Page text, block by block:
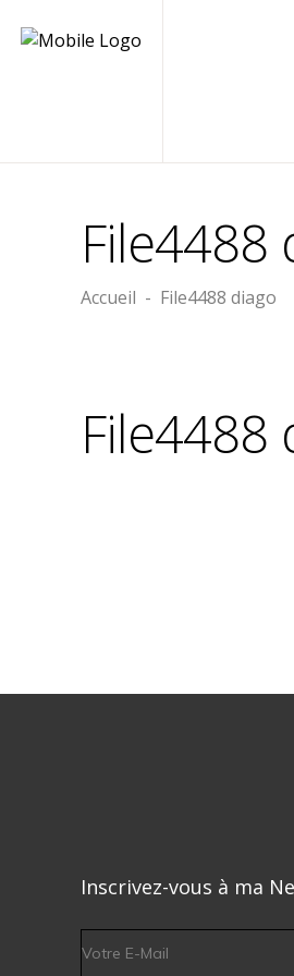
File4488
Accueil - File4488 diago
File4488
Inscrivez-vous à ma